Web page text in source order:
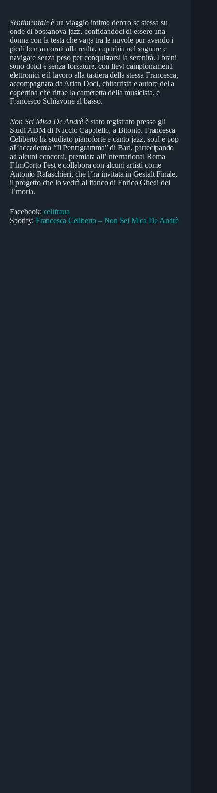
Sentimentale è un viaggio intimo dentro se stessa su
onde di bossanova jazz, confidandoci di essere una
donna con la testa che vaga tra le nuvole pur avendo i
piedi ben ancorati alla realtà, caparbia nel sognare e
navigare senza peso per conquistarsi la serenità. I brani
sono dolci e senza forzature, con lievi campionamenti
elettronici e il lavoro alla tastiera della stessa Francesca,
accompagnata da Arian Doci, chitarrista e autore della
copertina che ritrae la cameretta della musicista, e
Francesco Schiavone al basso.
Non Sei Mica De Andrè è stato registrato presso gli
Studi ADM di Nuccio Cappiello, a Bitonto. Francesca
Celiberto ha studiato pianoforte e canto jazz, soul e pop
all’accademia “Il Pentagramma” di Bari, partecipando
ad alcuni concorsi, premiata all’International Roma
FilmCorto Fest e collabora con alcuni artisti come
Antonio Rafaschieri, che l’ha invitata in Gestalt Finale,
il progetto che lo vedrà al fianco di Enrico Ghedi dei
Timoria.
Facebook: celifraua
Spotify: Francesca Celiberto – Non Sei Mica De Andrè